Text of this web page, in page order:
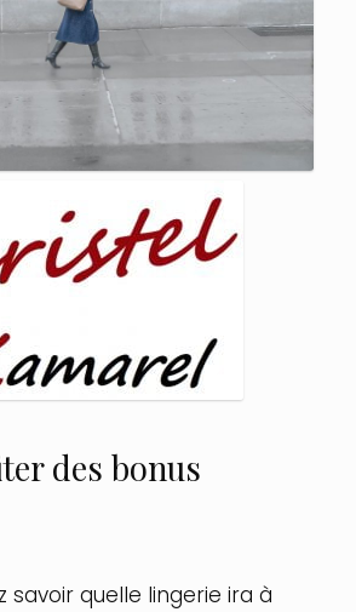
des bonus
savoir quelle lingerie ira à